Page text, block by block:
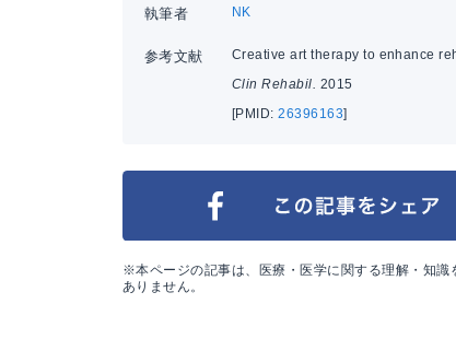
執筆者 NK
参考文献
Creative art therapy to enhance
Clin Rehabil. 2015
[PMID:26396163]
※本ページの記事は、医療・医学に関する理解・知
ありません。